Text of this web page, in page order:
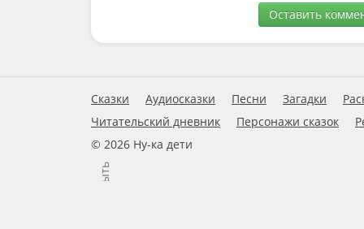
Оставить
Сказки Аудиосказки Песни Загадки
Читательский дневник
Персонажи сказок
© 2026 Ну-ка дети
Закрыть